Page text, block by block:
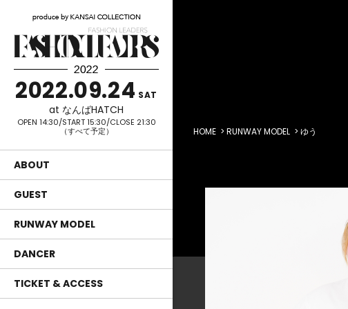
ABOUT
GUEST
RUNWAY MODEL
DANCER
TICKET & ACCESS
2022.09.24 SAT
at なんばHATCH
OPEN 14:30/START 15:30/CLOSE 21:30
（すべて予定）
HOME > RUNWAY MODEL > ゆう